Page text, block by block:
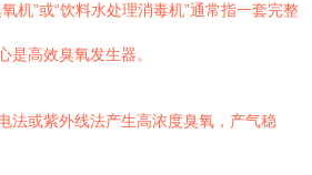
机”或“饮料水处理消毒机”通常指一套完整
是高效臭氧发生器。
法或紫外线法产生高浓度臭氧，产气稳